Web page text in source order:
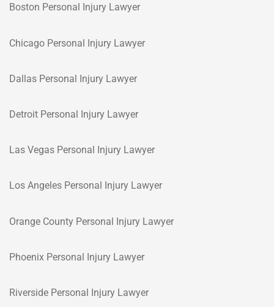
Boston Personal Injury Lawyer
Chicago Personal Injury Lawyer
Dallas Personal Injury Lawyer
Detroit Personal Injury Lawyer
Las Vegas Personal Injury Lawyer
Los Angeles Personal Injury Lawyer
Orange County Personal Injury Lawyer
Phoenix Personal Injury Lawyer
Riverside Personal Injury Lawyer